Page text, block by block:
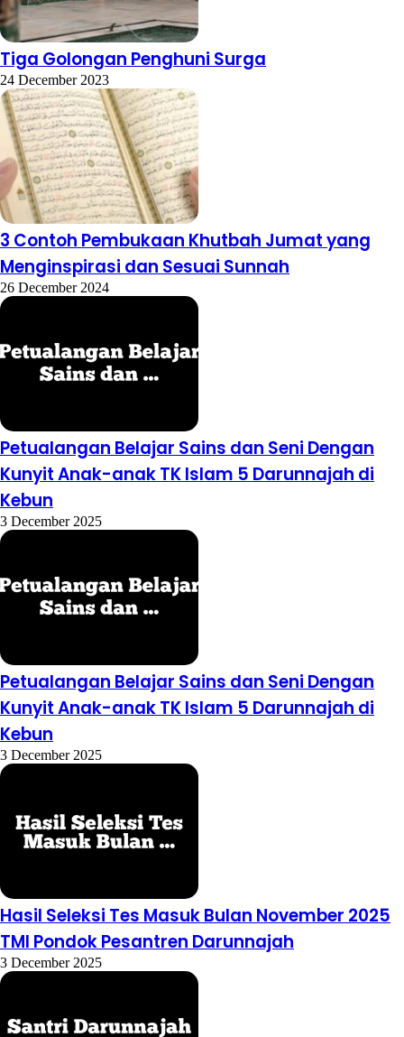
Tiga Golongan Penghuni Surga
24 December 2023
3 Contoh Pembukaan Khutbah Jumat yang
Menginspirasi dan Sesuai Sunnah
26 December 2024
Petualangan Belajar Sains dan Seni Dengan
Kunyit Anak-anak TK Islam 5 Darunnajah di
Kebun
3 December 2025
Petualangan Belajar Sains dan Seni Dengan
Kunyit Anak-anak TK Islam 5 Darunnajah di
Kebun
3 December 2025
Hasil Seleksi Tes Masuk Bulan November 2025
TMI Pondok Pesantren Darunnajah
3 December 2025